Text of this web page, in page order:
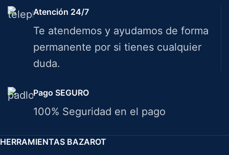
Atención 24/7
Te atendemos y ayudamos de forma
permanente por si tienes cualquier
duda.
Pago SEGURO
100% Seguridad en el pago
HERRAMIENTAS BAZAROT